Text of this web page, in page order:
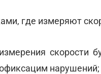
где измеряют
скорости
нарушений;